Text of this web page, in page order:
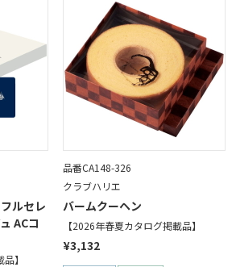
ルセレ
ACコ
】
品番CA148-326
クラブハリエ
バームクーヘン
【2026年春夏カタログ掲載品】
¥3,132